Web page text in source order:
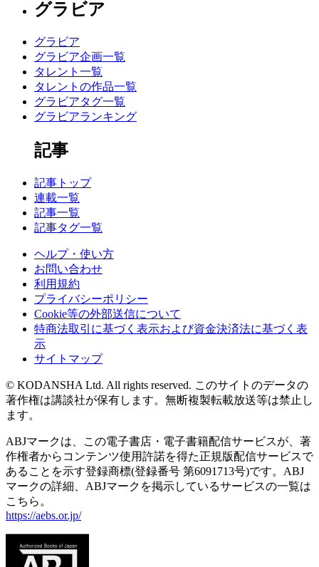
グラビア
グラビア
グラビア企画一覧
タレント一覧
タレントの作品一覧
グラビアタグ一覧
グラビアランキング
記事
記事トップ
連載一覧
記事一覧
記事タグ一覧
ヘルプ・使い方
お問い合わせ
利用規約
プライバシーポリシー
Cookie等の外部送信について
特商法取引に基づく表示および資金決済法に基づく表
示
サイトマップ
© KODANSHA Ltd. All rights reserved. このサイトのデータの
著作権は講談社が保有します。無断複製転載放送等は禁止し
ます。
ABJマークは、この電子書店・電子書籍配信サービスが、著
作権者からコンテンツ使用許諾を得た正規版配信サービスで
あることを示す登録商標(登録番号 第6091713号)です。ABJ
マークの詳細、ABJマークを掲示しているサービスの一覧は
こちら。
https://aebs.or.jp/